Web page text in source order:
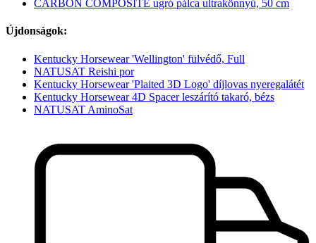
CARBON COMPOSITE ugró pálca ultrakönnyű, 50 cm
Újdonságok:
Kentucky Horsewear 'Wellington' fülvédő, Full
NATUSAT Reishi por
Kentucky Horsewear 'Plaited 3D Logo' díjlovas nyeregalátét
Kentucky Horsewear 4D Spacer leszárító takaró, bézs
NATUSAT AminoSat